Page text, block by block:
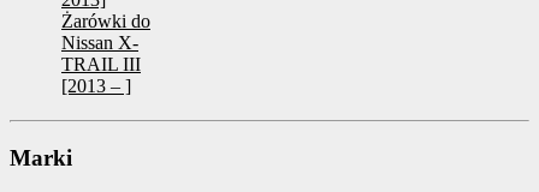
Żarówki do
Nissan X-
TRAIL III
[2013 – ]
Marki